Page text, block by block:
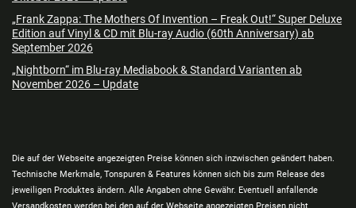
„Frank Zappa: The Mothers Of Invention – Freak Out!“ Super Deluxe
Edition auf Vinyl & CD mit Blu-ray Audio (60th Anniversary) ab
September 2026
„Nightborn“ im Blu-ray Mediabook & Standard Varianten ab
November 2026 – Update
Die auf der Webseite angezeigten Preise können sich inzwischen geändert haben.
Technische Merkmale, Tonspuren & Features können sich bis zum Release des
jeweiligen Produktes ändern. Alle Angaben ohne Gewähr. Eventuell anfallende
Versandkosten werden bei den auf der Webseite angezeigten Preisen nicht